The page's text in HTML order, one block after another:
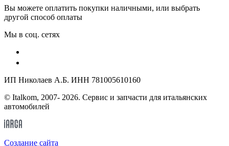
Вы можете оплатить покупки наличными, или выбрать
другой способ оплаты
Мы в соц. сетях
ИП Николаев А.Б. ИНН 781005610160
© Italkom, 2007- 2026. Сервис и запчасти для итальянских
автомобилей
Cоздание сайта